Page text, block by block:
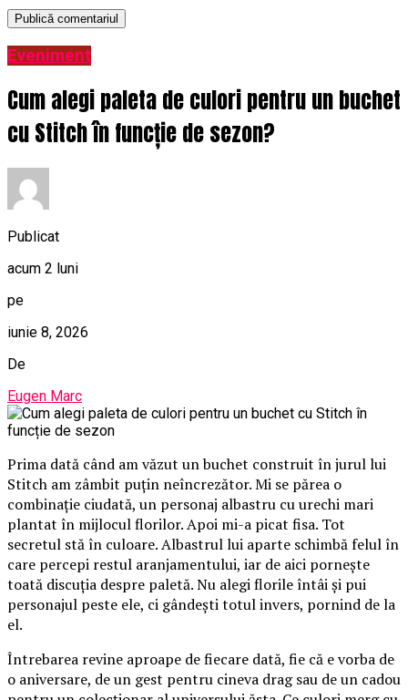
Eveniment
Cum alegi paleta de culori pentru un buchet
cu Stitch în funcție de sezon?
Publicat
acum 2 luni
pe
iunie 8, 2026
De
Eugen Marc
Prima dată când am văzut un buchet construit în jurul lui
Stitch am zâmbit puțin neîncrezător. Mi se părea o
combinație ciudată, un personaj albastru cu urechi mari
plantat în mijlocul florilor. Apoi mi-a picat fisa. Tot
secretul stă în culoare. Albastrul lui aparte schimbă felul în
care percepi restul aranjamentului, iar de aici pornește
toată discuția despre paletă. Nu alegi florile întâi și pui
personajul peste ele, ci gândești totul invers, pornind de la
el.
Întrebarea revine aproape de fiecare dată, fie că e vorba de
o aniversare, de un gest pentru cineva drag sau de un cadou